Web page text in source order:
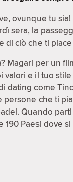
ovunque tu
sera, la
ciò che ti
Magari per un
e il tuo
dating come
che ti
Quando
Paesi dove